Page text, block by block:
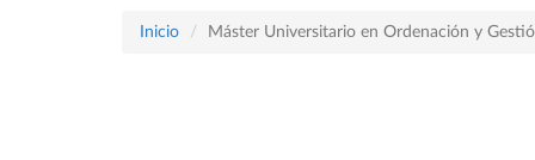
Inicio Máster Universitario en Ordenación y